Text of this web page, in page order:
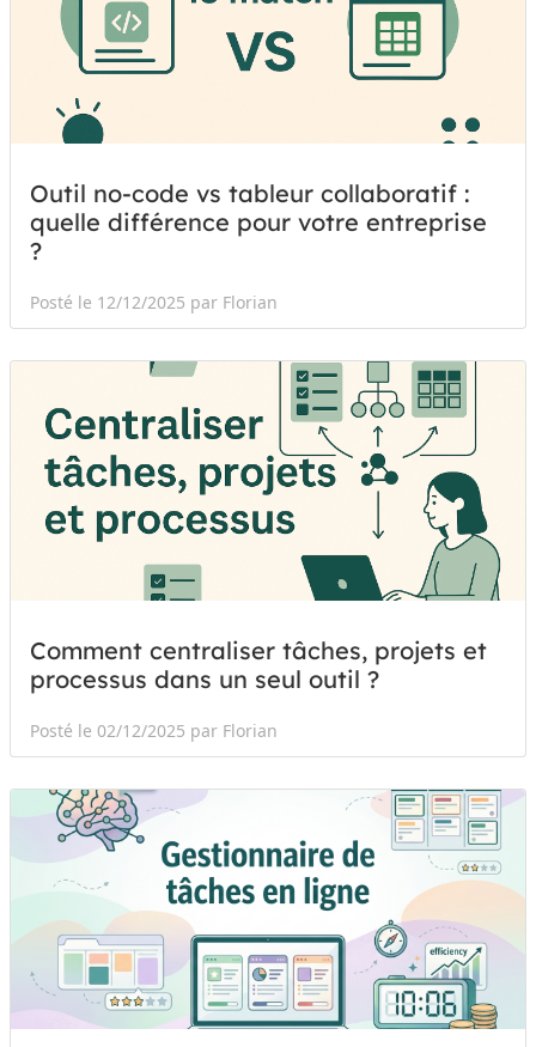
Outil no-code vs tableur collaboratif :
quelle différence pour votre entreprise
?
Posté le 12/12/2025 par Florian
Comment centraliser tâches, projets et
processus dans un seul outil ?
Posté le 02/12/2025 par Florian